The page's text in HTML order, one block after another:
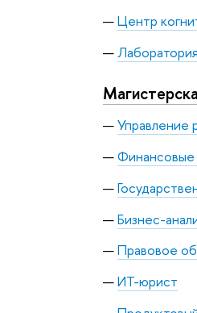
Центр
Управление
Финансовые
Бизнес-
Правовое
ИТ-юрист